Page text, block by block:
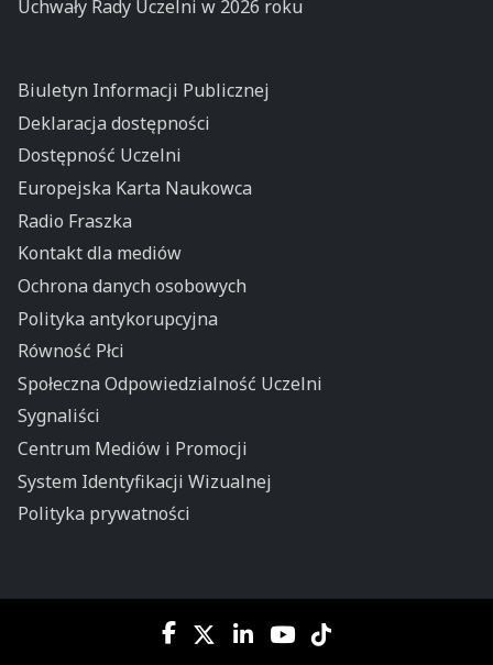
Uchwały Rady Uczelni w 2026 roku
Biuletyn Informacji Publicznej
Deklaracja dostępności
Dostępność Uczelni
Europejska Karta Naukowca
Radio Fraszka
Kontakt dla mediów
Ochrona danych osobowych
Polityka antykorupcyjna
Równość Płci
Społeczna Odpowiedzialność Uczelni
Sygnaliści
Centrum Mediów i Promocji
System Identyfikacji Wizualnej
Polityka prywatności